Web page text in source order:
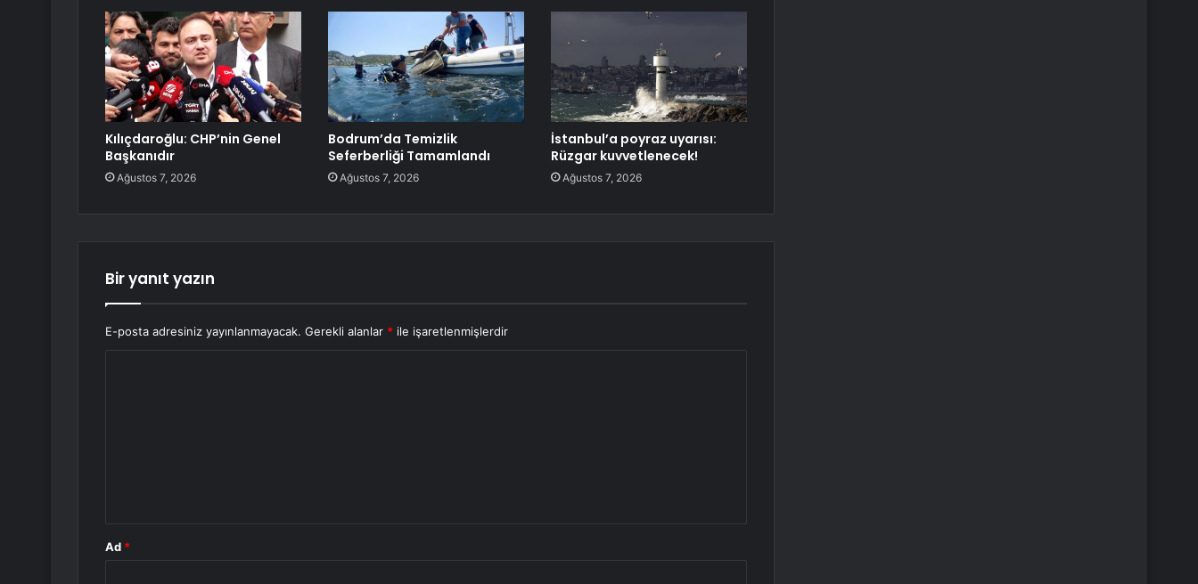
Kılıçdaroğlu: CHP’nin Genel
Başkanıdır
Ağustos 7, 2026
Bodrum’da Temizlik
Seferberliği Tamamlandı
Ağustos 7, 2026
İstanbul’a poyraz uyarısı:
Rüzgar kuvvetlenecek!
Ağustos 7, 2026
Bir yanıt yazın
E-posta adresiniz yayınlanmayacak. Gerekli alanlar * ile işaretlenmişlerdir
Ad *